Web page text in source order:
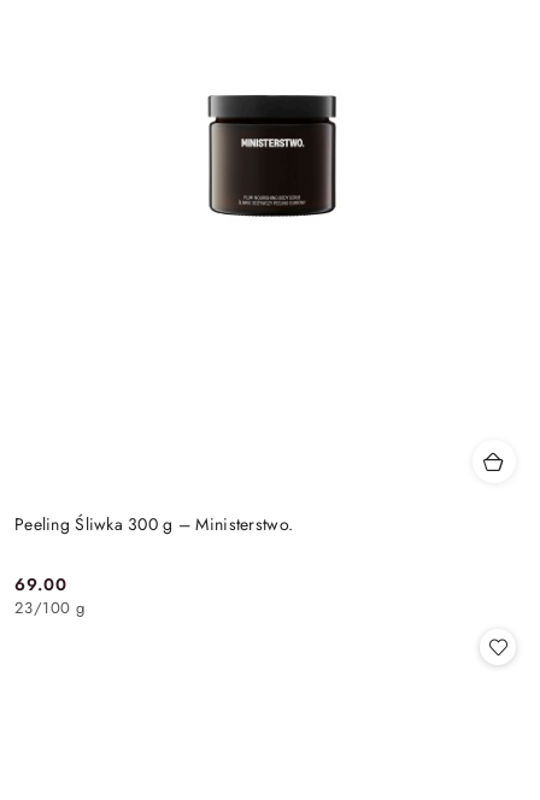
Peeling Śliwka 300 g – Ministerstwo.
Cena:
69.00
23/100 g